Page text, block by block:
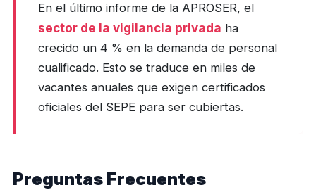
En el último informe de la APROSER, el
sector de la vigilancia privada ha
crecido un 4 % en la demanda de personal
cualificado. Esto se traduce en miles de
vacantes anuales que exigen certificados
oficiales del SEPE para ser cubiertas.
Preguntas Frecuentes